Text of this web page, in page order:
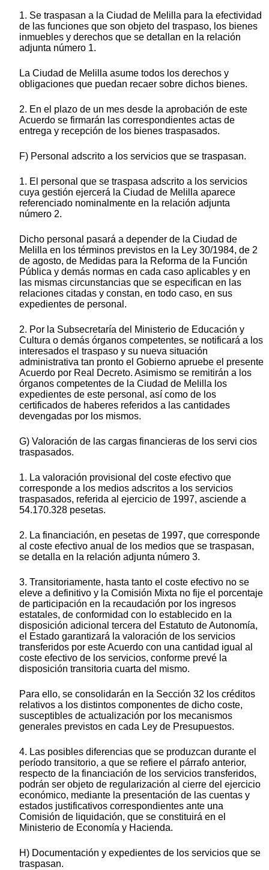
1. Se traspasan a la Ciudad de Melilla para la efectividad
de las funciones que son objeto del traspaso, los bienes
inmuebles y derechos que se detallan en la relación
adjunta número 1.
La Ciudad de Melilla asume todos los derechos y
obligaciones que puedan recaer sobre dichos bienes.
2. En el plazo de un mes desde la aprobación de este
Acuerdo se firmarán las correspondientes actas de
entrega y recepción de los bienes traspasados.
F) Personal adscrito a los servicios que se traspasan.
1. El personal que se traspasa adscrito a los servicios
cuya gestión ejercerá la Ciudad de Melilla aparece
referenciado nominalmente en la relación adjunta
número 2.
Dicho personal pasará a depender de la Ciudad de
Melilla en los términos previstos en la Ley 30/1984, de 2
de agosto, de Medidas para la Reforma de la Función
Pública y demás normas en cada caso aplicables y en
las mismas circunstancias que se especifican en las
relaciones citadas y constan, en todo caso, en sus
expedientes de personal.
2. Por la Subsecretaría del Ministerio de Educación y
Cultura o demás órganos competentes, se notificará a los
interesados el traspaso y su nueva situación
administrativa tan pronto el Gobierno apruebe el presente
Acuerdo por Real Decreto. Asimismo se remitirán a los
órganos competentes de la Ciudad de Melilla los
expedientes de este personal, así como de los
certificados de haberes referidos a las cantidades
devengadas por los mismos.
G) Valoración de las cargas financieras de los servi cios
traspasados.
1. La valoración provisional del coste efectivo que
corresponde a los medios adscritos a los servicios
traspasados, referida al ejercicio de 1997, asciende a
54.170.328 pesetas.
2. La financiación, en pesetas de 1997, que corresponde
al coste efectivo anual de los medios que se traspasan,
se detalla en la relación adjunta número 3.
3. Transitoriamente, hasta tanto el coste efectivo no se
eleve a definitivo y la Comisión Mixta no fije el porcentaje
de participación en la recaudación por los ingresos
estatales, de conformidad con lo establecido en la
disposición adicional tercera del Estatuto de Autonomía,
el Estado garantizará la valoración de los servicios
transferidos por este Acuerdo con una cantidad igual al
coste efectivo de los servicios, conforme prevé la
disposición transitoria cuarta del mismo.
Para ello, se consolidarán en la Sección 32 los créditos
relativos a los distintos componentes de dicho coste,
susceptibles de actualización por los mecanismos
generales previstos en cada Ley de Presupuestos.
4. Las posibles diferencias que se produzcan durante el
período transitorio, a que se refiere el párrafo anterior,
respecto de la financiación de los servicios transferidos,
podrán ser objeto de regularización al cierre del ejercicio
económico, mediante la presentación de las cuentas y
estados justificativos correspondientes ante una
Comisión de liquidación, que se constituirá en el
Ministerio de Economía y Hacienda.
H) Documentación y expedientes de los servicios que se
traspasan.